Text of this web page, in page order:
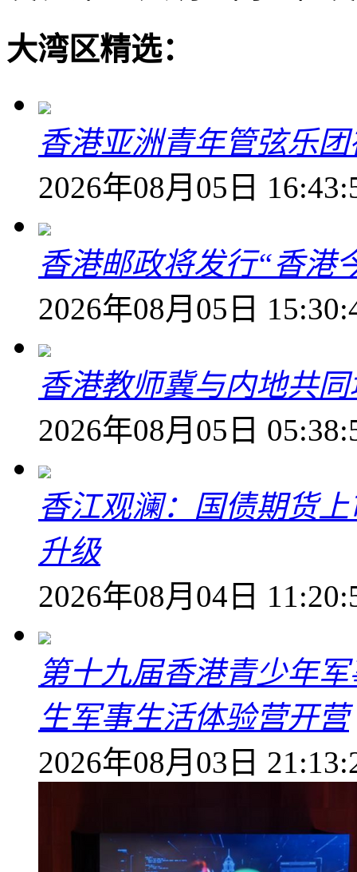
大湾区精选：
香港亚洲青年管弦乐
2026年08月05日
香港邮政将发行“香港
2026年08月05日
香港教师冀与内地共
2026年08月05日
香江观澜：国债期货
升级
2026年08月04日
第十九届香港青少年
生军事生活体验营开营
2026年08月03日